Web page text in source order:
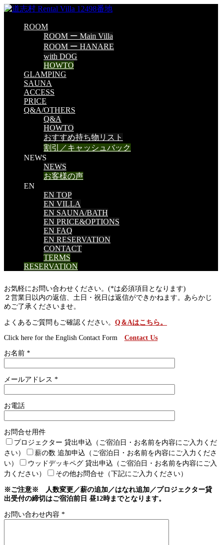
ROOM
ROOM ー Main Villa
ROOM ー HANARE
with DOG
HOWTO
GLAMPING
SAUNA
ACCESS
PRICE
Q&A/OTHERS
Q&A
HOWTO
おすすめ持ち物リスト
割引／キャッシュバック
NEWS
NEWS
お客様の声
EN
EN TOP
EN VILLA
EN SAUNA/BATH
EN PRICE&OPTIONS
EN FAQ
EN RESERVATION
CONTACT
TERMS
RESERVATION
お気軽にお問い合わせください。(*は必須項目となります)
２営業日以内の返信、土日・祝日は返信ができかねます。あらかじ
めご了承くださいませ。
よくあるご質問もご確認ください。 Q＆Aはこちら。
Click here for the English Contact Form Contact Us
お名前 *
メールアドレス *
お電話
お問合せ用件
プロジェクター 貸出申込（ご宿泊日・お名前を内容にご入力くだ
さい）
薪の数 追加申込（ご宿泊日・お名前を内容にご入力くださ
い）
ウッドデッキペグ 貸出申込（ご宿泊日・お名前を内容にご入
力ください）
その他お問合せ（下記にご入力ください）
※ご注意※ 人数変更／薪の追加／はなれ追加／プロジェクター貸
出受付の締切はご宿泊前日 昼12時までとなります。
お問い合わせ内容 *